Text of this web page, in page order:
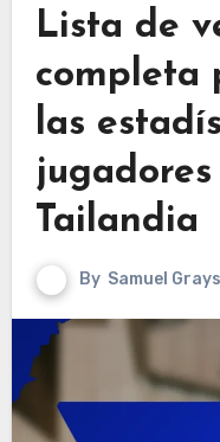
Lista de
completa
las
Tailandia
By Samuel